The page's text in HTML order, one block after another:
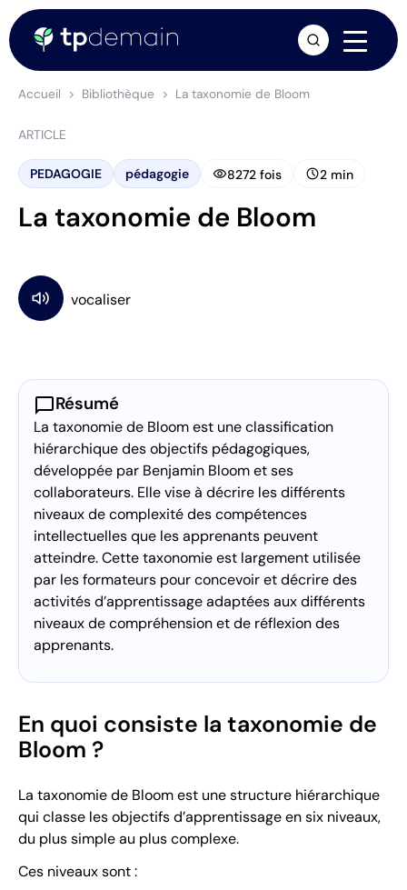
Accueil Bibliothèque La taxonomie de Bloom
ARTICLE
PEDAGOGIE pédagogie visibility8272 fois schedule2 min
La taxonomie de Bloom
chat_bubbleRésumé
La taxonomie de Bloom est une classification
hiérarchique des objectifs pédagogiques,
développée par Benjamin Bloom et ses
collaborateurs. Elle vise à décrire les différents
niveaux de complexité des compétences
intellectuelles que les apprenants peuvent
atteindre. Cette taxonomie est largement utilisée
par les formateurs pour concevoir et décrire des
activités d’apprentissage adaptées aux différents
niveaux de compréhension et de réflexion des
apprenants.
En quoi consiste la taxonomie de
Bloom ?
La taxonomie de Bloom est une structure hiérarchique
qui classe les objectifs d’apprentissage en six niveaux,
du plus simple au plus complexe.
Ces niveaux sont :
arrow_forward